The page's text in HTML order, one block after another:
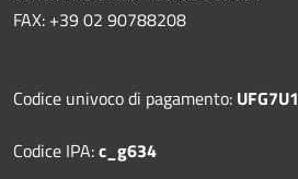
FAX: +39 02 90788208
Codice univoco di pagamento: UFG7U1
Codice IPA:c_g634